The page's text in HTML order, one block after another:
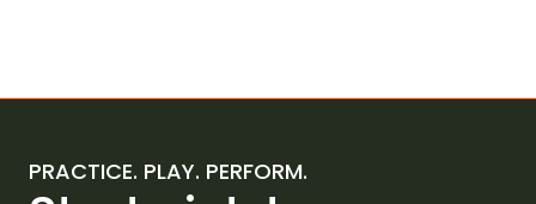
PRACTICE. PLAY. PERFORM.